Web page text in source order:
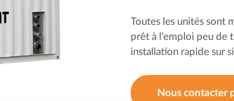
Toutes les unités sont
prêt à l'emploi peu de
installation rapide sur
Nous contacter